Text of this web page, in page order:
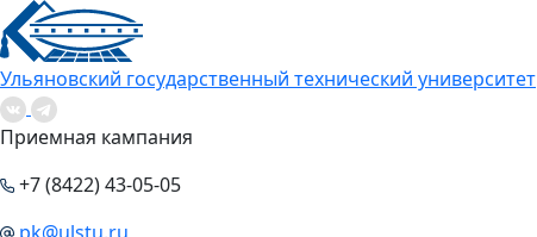
Ульяновский государственный технический университет
Приемная кампания
+7 (8422) 43-05-05